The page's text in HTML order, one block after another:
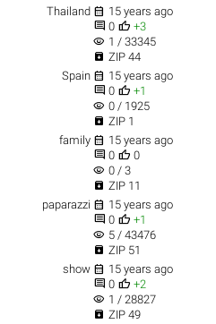
Thailand  15 years ago
 0  +3
visibility 1 / 33345
 ZIP 44
Spain  15 years ago
 0  +1
visibility 0 / 1925
 ZIP 1
family  15 years ago
 0  0
visibility 0 / 3
 ZIP 11
paparazzi  15 years ago
 0  +1
visibility 5 / 43476
 ZIP 51
show  15 years ago
 0  +2
visibility 1 / 28827
 ZIP 49